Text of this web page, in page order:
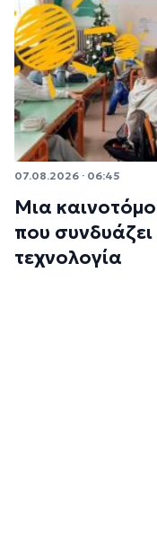
07.08.2026 · 06:45
Μια
που συνδυάζει
τεχνολογία